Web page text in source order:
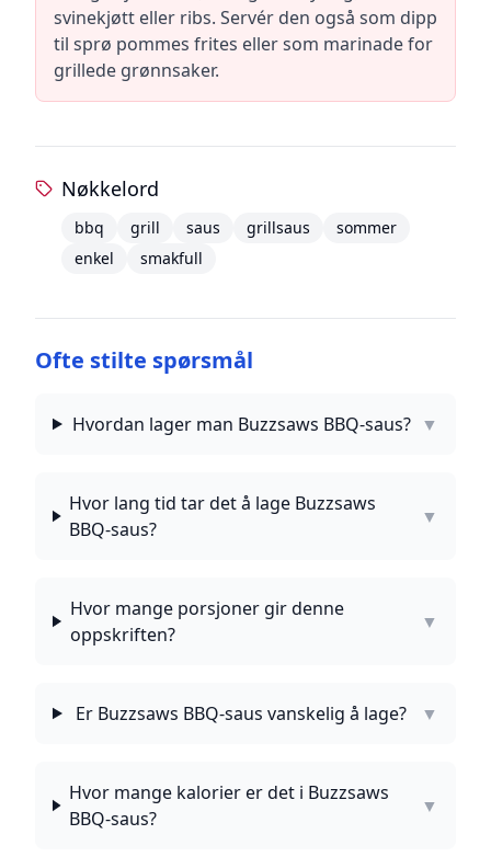
svinekjøtt eller ribs. Servér den også som dipp
til sprø pommes frites eller som marinade for
grillede grønnsaker.
Nøkkelord
bbq grill saus grillsaus
sommer
enkel
smakfull
Ofte stilte spørsmål
Hvordan lager man Buzzsaws BBQ-saus? ▼
Hvor lang tid tar det å lage Buzzsaws
BBQ-saus?
▼
Hvor mange porsjoner gir denne
oppskriften?
▼
Er Buzzsaws BBQ-saus vanskelig å lage? ▼
Hvor mange kalorier er det i Buzzsaws
BBQ-saus?
▼